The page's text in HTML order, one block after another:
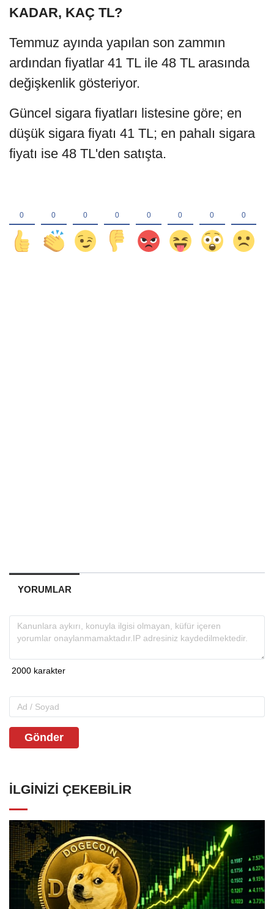
KADAR, KAÇ TL?
Temmuz ayında yapılan son zammın
ardından fiyatlar 41 TL ile 48 TL arasında
değişkenlik gösteriyor.
Güncel sigara fiyatları listesine göre; en
düşük sigara fiyatı 41 TL; en pahalı sigara
fiyatı ise 48 TL'den satışta.
YORUMLAR
Gönder
İLGINIZI ÇEKEBILIR